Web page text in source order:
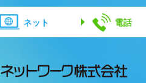
ネット 電話